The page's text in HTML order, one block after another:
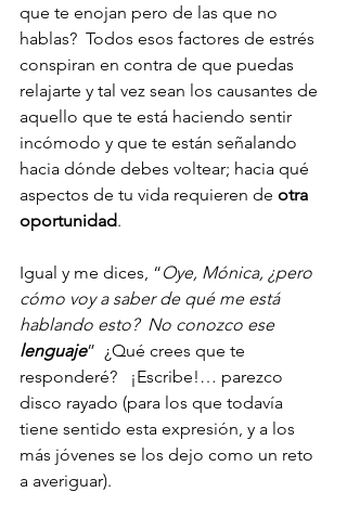
que te enojan pero de las que no
hablas?  Todos esos factores de estrés
conspiran en contra de que puedas
relajarte y tal vez sean los causantes de
aquello que te está haciendo sentir
incómodo y que te están señalando
hacia dónde debes voltear; hacia qué
aspectos de tu vida requieren de otra
oportunidad.
Igual y me dices, “Oye, Mónica, ¿pero
cómo voy a saber de qué me está
hablando esto?  No conozco ese
lenguaje”  ¿Qué crees que te
responderé?   ¡Escribe!… parezco
disco rayado (para los que todavía
tiene sentido esta expresión, y a los
más jóvenes se los dejo como un reto
a averiguar).